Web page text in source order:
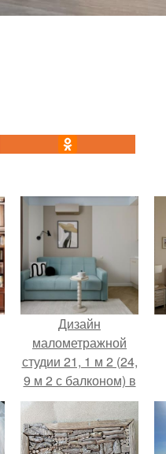
Дизайн
малометражной
студии 21, 1 м 2 (24,
9 м 2 с балконом) в
Краснодаре.